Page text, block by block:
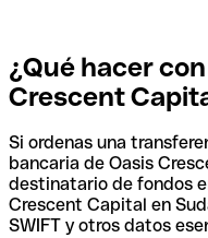
¿Qué hacer
Crescent
Si ordenas una
bancaria de Oasis
destinatario de fondos
Crescent Capital en
SWIFT y otros datos